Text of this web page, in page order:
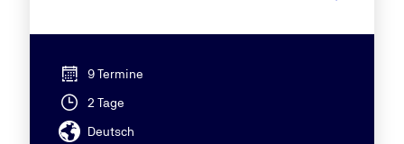
9 Termine
2 Tage
Deutsch